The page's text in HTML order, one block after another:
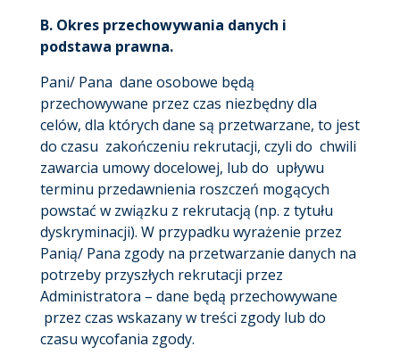
B. Okres przechowywania danych i
podstawa prawna.
Pani/ Pana dane osobowe będą
przechowywane przez czas niezbędny dla
celów, dla których dane są przetwarzane, to jest
do czasu zakończeniu rekrutacji, czyli do chwili
zawarcia umowy docelowej, lub do upływu
terminu przedawnienia roszczeń mogących
powstać w związku z rekrutacją (np. z tytułu
dyskryminacji). W przypadku wyrażenie przez
Panią/ Pana zgody na przetwarzanie danych na
potrzeby przyszłych rekrutacji przez
Administratora – dane będą przechowywane
przez czas wskazany w treści zgody lub do
czasu wycofania zgody.